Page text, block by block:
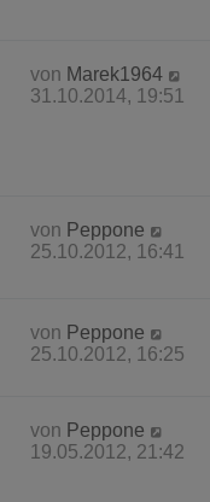
von Marek1964
31.10.2014, 19:51
von Peppone
25.10.2012, 16:41
von Peppone
25.10.2012, 16:25
von Peppone
19.05.2012, 21:42